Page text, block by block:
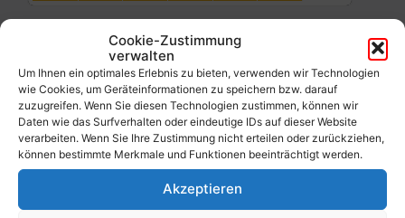
Cookie-Zustimmung
verwalten
Um Ihnen ein optimales Erlebnis zu bieten, verwenden wir Technologien
wie Cookies, um Geräteinformationen zu speichern bzw. darauf
zuzugreifen. Wenn Sie diesen Technologien zustimmen, können wir
Daten wie das Surfverhalten oder eindeutige IDs auf dieser Website
verarbeiten. Wenn Sie Ihre Zustimmung nicht erteilen oder zurückziehen,
können bestimmte Merkmale und Funktionen beeinträchtigt werden.
Akzeptieren
Filter
Von: